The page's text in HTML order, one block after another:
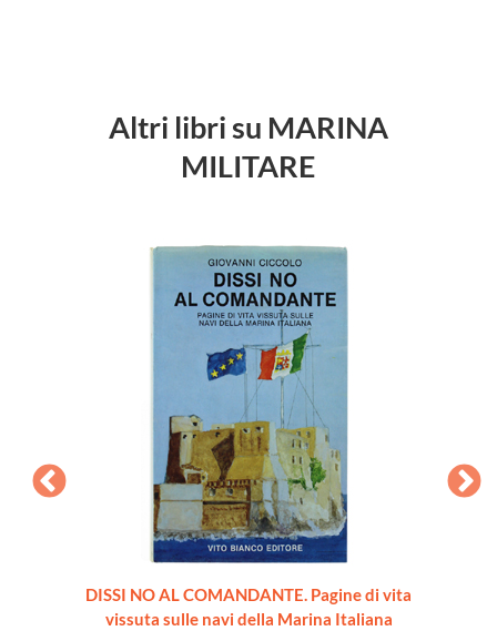
Altri libri su MARINA
MILITARE
DISSI NO AL COMANDANTE. Pagine di vita
vissuta sulle navi della Marina Italiana